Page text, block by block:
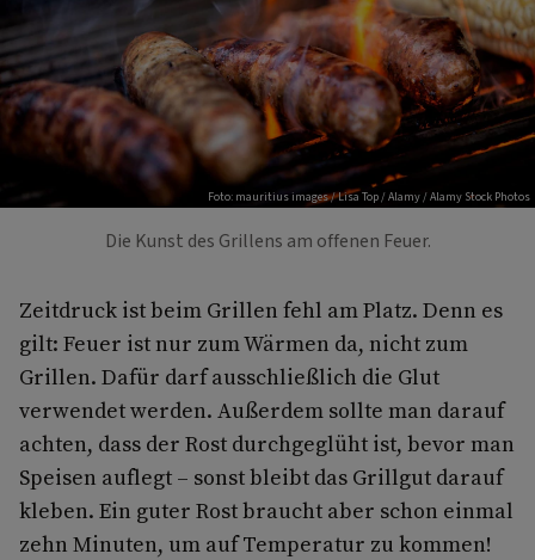
Foto: mauritius images / Lisa Top / Alamy / Alamy Stock Photos
Die Kunst des Grillens am offenen Feuer.
Zeitdruck ist beim Grillen fehl am Platz. Denn es
gilt: Feuer ist nur zum Wärmen da, nicht zum
Grillen. Dafür darf ausschließlich die Glut
verwendet werden. Außerdem sollte man darauf
achten, dass der Rost durchgeglüht ist, bevor man
Speisen auflegt – sonst bleibt das Grillgut darauf
kleben. Ein guter Rost braucht aber schon einmal
zehn Minuten, um auf Temperatur zu kommen!